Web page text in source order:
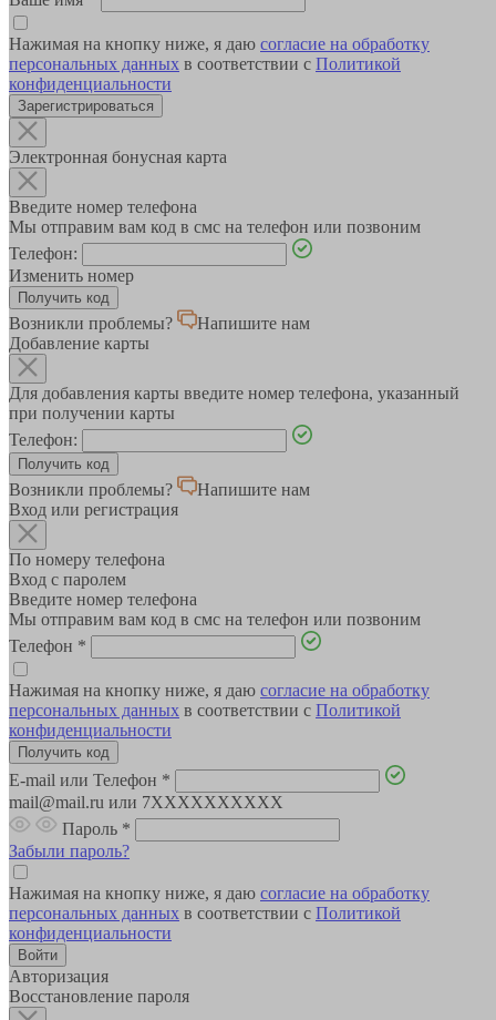
Нажимая на кнопку ниже, я даю согласие на обработку
персональных данных в соответствии с Политикой
конфиденциальности
Зарегистрироваться
Электронная бонусная карта
Введите номер телефона
Мы отправим вам код в смс на телефон или позвоним
Телефон:
Изменить номер
Возникли проблемы?
Напишите нам
Добавление карты
Для добавления карты введите номер телефона, указанный
при получении карты
Телефон:
Возникли проблемы?
Напишите нам
Вход или регистрация
По номеру телефона
Вход с паролем
Введите номер телефона
Мы отправим вам код в смс на телефон или позвоним
Телефон *
Нажимая на кнопку ниже, я даю согласие на обработку
персональных данных в соответствии с Политикой
конфиденциальности
E-mail или Телефон *
mail@mail.ru или 7XXXXXXXXXX
Пароль *
Забыли пароль?
Нажимая на кнопку ниже, я даю согласие на обработку
персональных данных в соответствии с Политикой
конфиденциальности
Авторизация
Восстановление пароля